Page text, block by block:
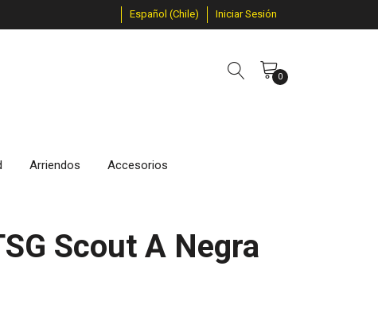
Español (Chile) Iniciar Sesión
0
Arriendos Accesorios
Scout A Negra